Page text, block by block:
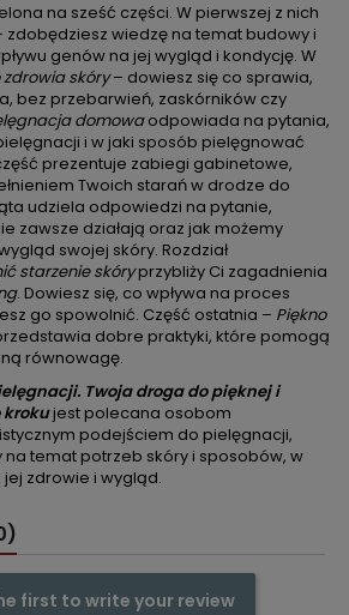
na sześć części. W pierwszej z nich
zdobędziesz wiedzę na temat budowy i
genów na jej wygląd i kondycję. W
skóry– dowiesz się co sprawia,
bez przebarwień, zaskórników czy
domowaodpowiada na pytania,
i w jaki sposób pielęgnować
prezentuje zabiegi gabinetowe,
Twoich starań w drodze do
udziela odpowiedzi na pytanie,
zawsze działają oraz jak możemy
swojej skóry. Rozdział
starzenie skóryprzybliży Ci zagadnienia
. Dowiesz się, co wpływa na proces
go spowolnić. Część ostatnia – Piękno
dobre praktyki, które pomogą
równowagę.
Twoja droga do pięknej i
krokujest polecana osobom
podejściem do pielęgnacji,
temat potrzeb skóry i sposobów, w
zdrowie i wygląd.
first to write your review